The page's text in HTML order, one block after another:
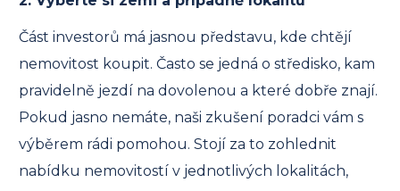
Část investorů má jasnou představu, kde chtějí
nemovitost koupit. Často se jedná o středisko, kam
pravidelně jezdí na dovolenou a které dobře znají.
Pokud jasno nemáte, naši zkušení poradci vám s
výběrem rádi pomohou. Stojí za to zohlednit
nabídku nemovitostí v jednotlivých lokalitách,